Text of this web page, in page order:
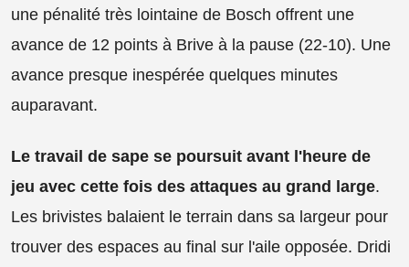
une pénalité très lointaine de Bosch offrent une
avance de 12 points à Brive à la pause (22-10). Une
avance presque inespérée quelques minutes
auparavant.
Le travail de sape se poursuit avant l'heure de
jeu avec cette fois des attaques au grand large.
Les brivistes balaient le terrain dans sa largeur pour
trouver des espaces au final sur l'aile opposée. Dridi